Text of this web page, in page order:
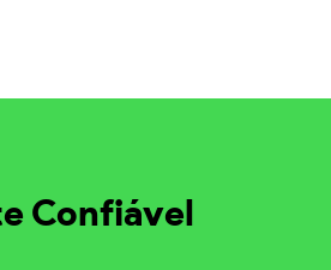
Confiável